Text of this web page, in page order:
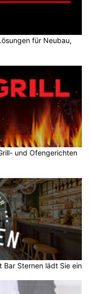
für Neubau,
und Ofengerichten
Bar Sternen lädt Sie ein